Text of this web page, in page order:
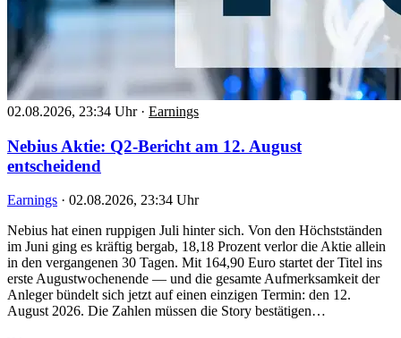
02.08.2026, 23:34 Uhr · Earnings
Nebius Aktie: Q2-Bericht am 12. August
entscheidend
Earnings · 02.08.2026, 23:34 Uhr
Nebius hat einen ruppigen Juli hinter sich. Von den Höchstständen
im Juni ging es kräftig bergab, 18,18 Prozent verlor die Aktie allein
in den vergangenen 30 Tagen. Mit 164,90 Euro startet der Titel ins
erste Augustwochenende — und die gesamte Aufmerksamkeit der
Anleger bündelt sich jetzt auf einen einzigen Termin: den 12.
August 2026. Die Zahlen müssen die Story bestätigen…